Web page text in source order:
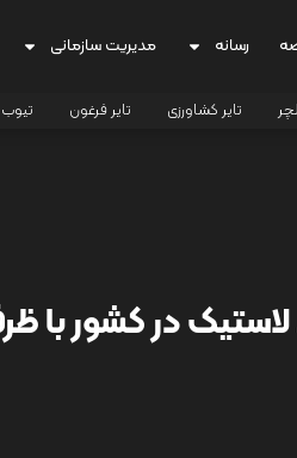
رسانه مدیریت سازمانی
تایر کشاورزی تایر فرغون تیوب
لاستیک در کشور با